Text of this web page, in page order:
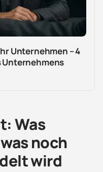
Unternehmen – 4
Unternehmens
Was
noch
wird